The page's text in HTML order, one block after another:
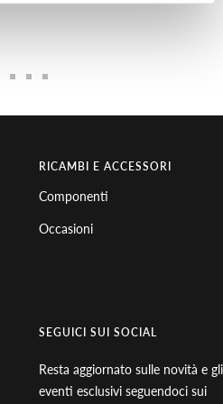
RICAMBI E ACCESSORI
Componenti
Occasioni
SEGUICI SUI SOCIAL
Resta aggiornato sulle novità e gli
eventi esclusivi seguendoci sui